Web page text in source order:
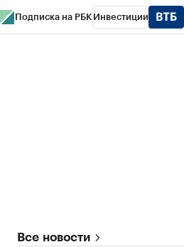
Подписка на РБК Инвестиции
Все новости